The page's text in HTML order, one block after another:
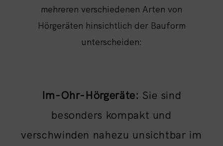
mehreren verschiedenen Arten von
Hörgeräten hinsichtlich der Bauform
unterscheiden:
Im-Ohr-Hörgeräte: Sie sind
besonders kompakt und
verschwinden nahezu unsichtbar im